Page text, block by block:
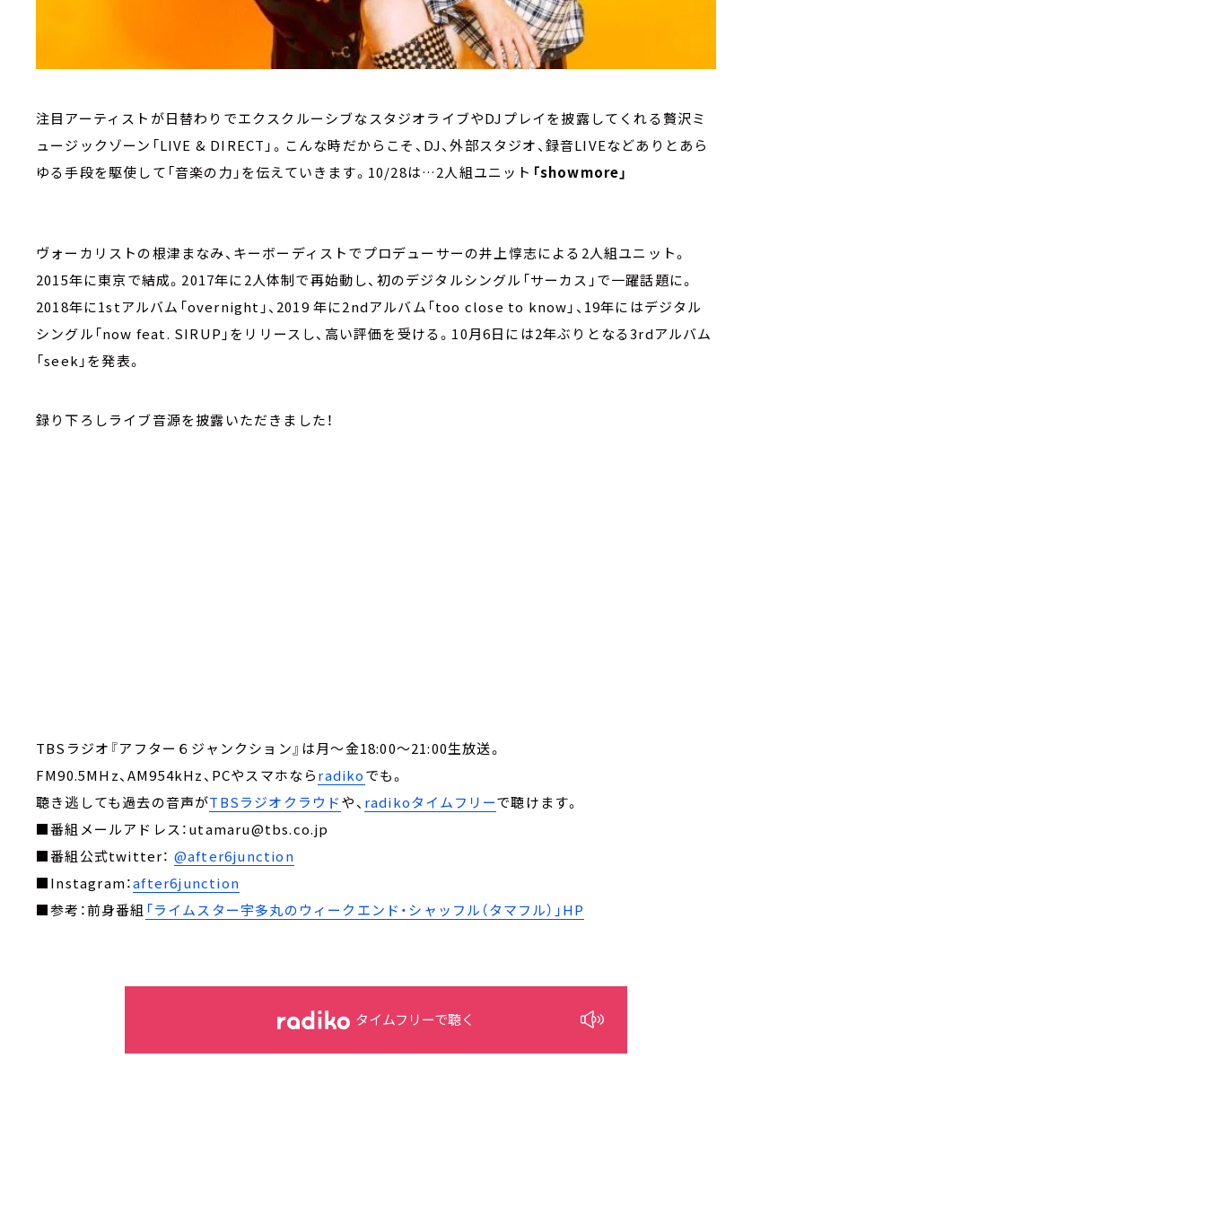
注目アーティストが日替わりでエクスクルーシブなスタジオライブやDJプレイを披露してくれる贅沢ミ
ュージックゾーン「LIVE & DIRECT」。こんな時だからこそ、DJ、外部スタジオ、録音LIVEなどありとあら
ゆる手段を駆使して「音楽の力」を伝えていきます。10/28は…2人組ユニット 「showmore」
ヴォーカリストの根津まなみ、キーボーディストでプロデューサーの井上惇志による2人組ユニット。
2015年に東京で結成。2017年に2人体制で再始動し、初のデジタルシングル「サーカス」で一躍話題に。
2018年に1stアルバム「overnight」、2019 年に2ndアルバム「too close to know」、19年にはデジタル
シングル「now feat. SIRUP」をリリースし、高い評価を受ける。10月6日には2年ぶりとなる3rdアルバム
「seek」を発表。
録り下ろしライブ音源を披露いただきました！
TBSラジオ『アフター６ジャンクション』は月～金18:00～21:00生放送。
FM90.5MHz、AM954kHz、PCやスマホならradikoでも。
聴き逃しても過去の音声がTBSラジオクラウドや、 radikoタイムフリーで聴けます。
■番組メールアドレス：utamaru@tbs.co.jp
■番組公式twitter： @after6junction
■Instagram：after6junction
■参考：前身番組 「ライムスター宇多丸のウィークエンド・シャッフル（タマフル）」HP
タイムフリーで聴く